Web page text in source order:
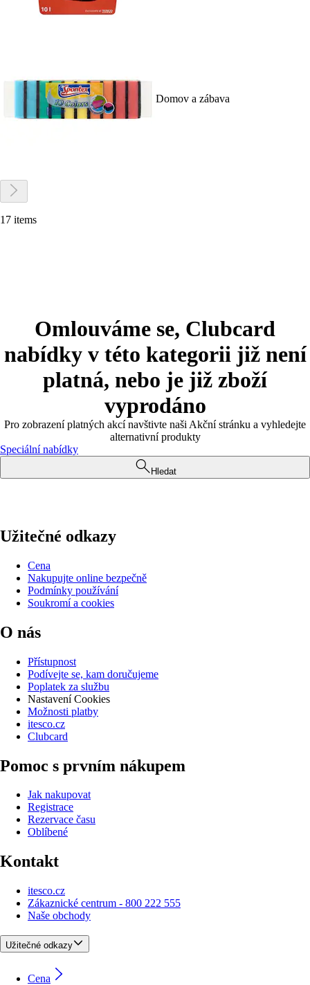
Domov a zábava
17 items
Omlouváme se, Clubcard
nabídky v této kategorii již není
platná, nebo je již zboží
vyprodáno
Pro zobrazení platných akcí navštivte naši Akční stránku a vyhledejte
alternativní produkty
Speciální nabídky
Hledat
Užitečné odkazy
Cena
Nakupujte online bezpečně
Podmínky používání
Soukromí a cookies
O nás
Přístupnost
Podívejte se, kam doručujeme
Poplatek za službu
Nastavení Cookies
Možnosti platby
itesco.cz
Clubcard
Pomoc s prvním nákupem
Jak nakupovat
Registrace
Rezervace času
Oblíbené
Kontakt
itesco.cz
Zákaznické centrum - 800 222 555
Naše obchody
Užitečné odkazy
Cena